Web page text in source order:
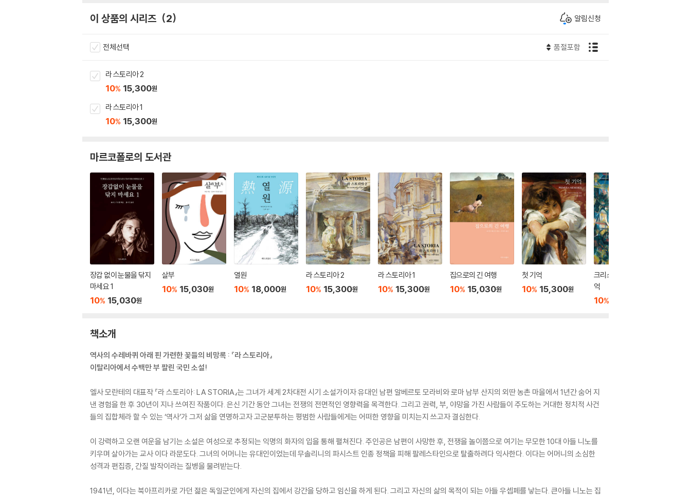
이 상품의 시리즈 2 알림신청
전체선택 품절포함
라 스토리아 2
10% 15,300원
라 스토리아 1
10% 15,300원
마르코폴로의 도서관
장갑 없이 눈물을 닦지
마세요 1
10% 15,030원
살부
10% 15,030원
열원
10% 18,000원
라 스토리아 2
10% 15,300원
라 스토리아 1
10% 15,300원
집으로의 긴 여행
10% 15,030원
첫 기억
10% 15,300원
크리스타 T.에 대한 추
억
10%
책소개
역사의 수레바퀴 아래 핀 가련한 꽃들의 비망록 : 『라 스토리아』
이탈리아에서 수백만 부 팔린 국민 소설!
엘사 모란테의 대표작 『라 스토리아: LA STORIA』는 그녀가 세계 2차대전 시기 소설가이자 유대인 남편 알베르토 모라비와 로마 남부 산지의 외딴 농촌 마을에서 1년간 숨어 지
낸 경험을 한 후 30년이 지나 쓰여진 작품이다. 은신 기간 동안 그녀는 전쟁의 전면적인 영향력을 목격한다. 그리고 권력, 부, 야망을 가진 사람들이 주도하는 거대한 정치적 사건
들의 집합체라 할 수 있는 ‘역사’가 그저 삶을 연명하고자 고군분투하는 평범한 사람들에게는 어떠한 영향을 미치는지 쓰고자 결심한다.
이 강력하고 오랜 여운을 남기는 소설은 여성으로 추정되는 익명의 화자의 입을 통해 펼쳐진다. 주인공은 남편이 사망한 후, 전쟁을 놀이쯤으로 여기는 무모한 10대 아들 니노를
키우며 살아가는 교사 이다 라문도다. 그녀의 어머니는 유대인이었는데 무솔리니의 파시스트 인종 정책을 피해 팔레스타인으로 탈출하려다 익사한다. 이다는 어머니의 소심한
성격과 편집증, 간질 발작이라는 질병을 물려받는다.
1941년, 이다는 북아프리카로 가던 젊은 독일군인에게 자신의 집에서 강간을 당하고 임신을 하게 된다. 그리고 자신의 삶의 목적이 되는 아들 우셉페를 낳는다. 큰아들 니노는 집